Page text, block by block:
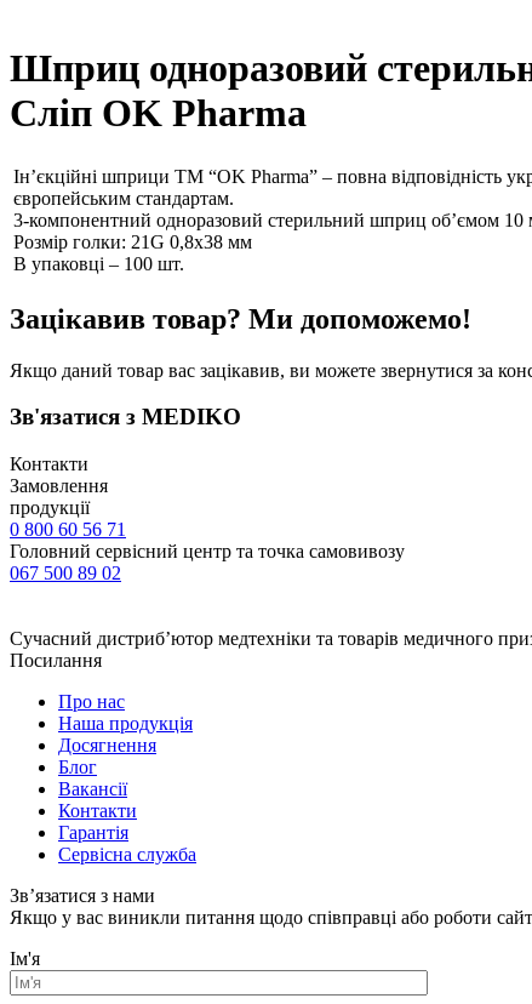
Шприц одноразовий
Сліп OK Pharma
Ін’єкційні шприци TM “OK Pharma” – повна відповідність
європейським стандартам.
3-компонентний одноразовий стерильний шприц об’ємом 10
Розмір голки: 21G 0,8х38 мм
В упаковці – 100 шт.
Зацікавив товар? Ми допоможемо!
Якщо даний товар вас зацікавив, ви можете звернутися за
Зв'язатися з MEDIKO
Контакти
Замовлення
продукції
0 800 60 56 71
Головний сервісний центр та точка самовивозу
067 500 89 02
Сучасний дистриб’ютор медтехніки та товарів медичного
Посилання
Про нас
Наша продукція
Досягнення
Блог
Вакансії
Контакти
Гарантія
Сервісна служба
Зв’язатися з нами
Якщо у вас виникли питання щодо співправці або роботи
Ім'я